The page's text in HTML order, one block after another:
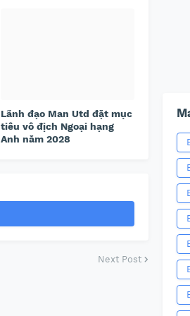
Lãnh đạo Man Utd đặt mục
tiêu vô địch Ngoại hạng
Anh năm 2028
Next Post